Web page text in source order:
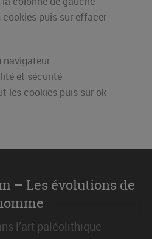
cookies puis sur effacer
navigateur
et sécurité
les cookies puis sur ok
– Les évolutions de
l’art paléolithique